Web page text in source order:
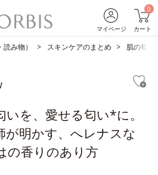
マイページ
0
カート
み物） スキンケアのまとめ 肌の匂い
いを、愛せる匂い*に。
が明かす、へレナスな
の香りのあり方